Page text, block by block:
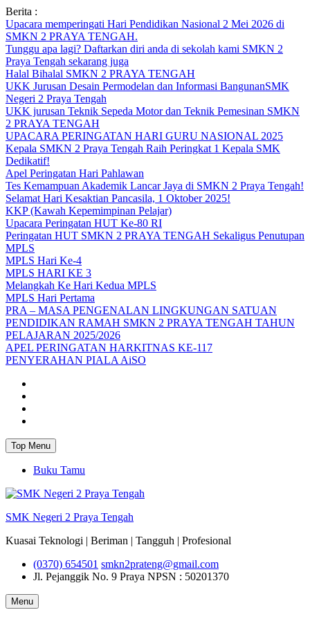
Skip
to
content
Berita :
Upacara memperingati Hari Pendidikan Nasional 2 Mei 2026 di
SMKN 2 PRAYA TENGAH.
Tunggu apa lagi? Daftarkan diri anda di sekolah kami SMKN 2
Praya Tengah sekarang juga
Halal Bihalal SMKN 2 PRAYA TENGAH
UKK Jurusan Desain Permodelan dan Informasi BangunanSMK
Negeri 2 Praya Tengah
UKK jurusan Teknik Sepeda Motor dan Teknik Pemesinan SMKN
2 PRAYA TENGAH
UPACARA PERINGATAN HARI GURU NASIONAL 2025
Kepala SMKN 2 Praya Tengah Raih Peringkat 1 Kepala SMK
Dedikatif!
Apel Peringatan Hari Pahlawan
Tes Kemampuan Akademik Lancar Jaya di SMKN 2 Praya Tengah!
Selamat Hari Kesaktian Pancasila, 1 Oktober 2025!
KKP (Kawah Kepemimpinan Pelajar)
Upacara Peringatan HUT Ke-80 RI
Peringatan HUT SMKN 2 PRAYA TENGAH Sekaligus Penutupan
MPLS
MPLS Hari Ke-4
MPLS HARI KE 3
Melangkah Ke Hari Kedua MPLS
MPLS Hari Pertama
PRA – MASA PENGENALAN LINGKUNGAN SATUAN
PENDIDIKAN RAMAH SMKN 2 PRAYA TENGAH TAHUN
PELAJARAN 2025/2026
APEL PERINGATAN HARKITNAS KE-117
PENYERAHAN PIALA AiSO
Top Menu
Buku Tamu
SMK Negeri 2 Praya Tengah
Kuasai Teknologi | Beriman | Tangguh | Profesional
(0370) 654501 smkn2prateng@gmail.com
Jl. Pejanggik No. 9 Praya NPSN : 50201370
Menu